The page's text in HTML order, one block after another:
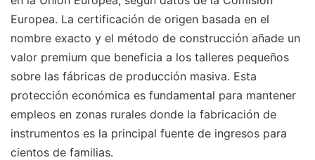
Europea. La certificación de origen basada en el
nombre exacto y el método de construcción añade un
valor premium que beneficia a los talleres pequeños
sobre las fábricas de producción masiva. Esta
protección económica es fundamental para mantener
empleos en zonas rurales donde la fabricación de
instrumentos es la principal fuente de ingresos para
cientos de familias.